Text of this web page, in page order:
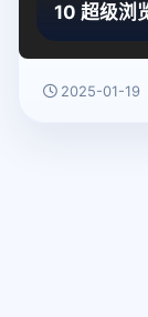
10 超级浏
2025-01-19